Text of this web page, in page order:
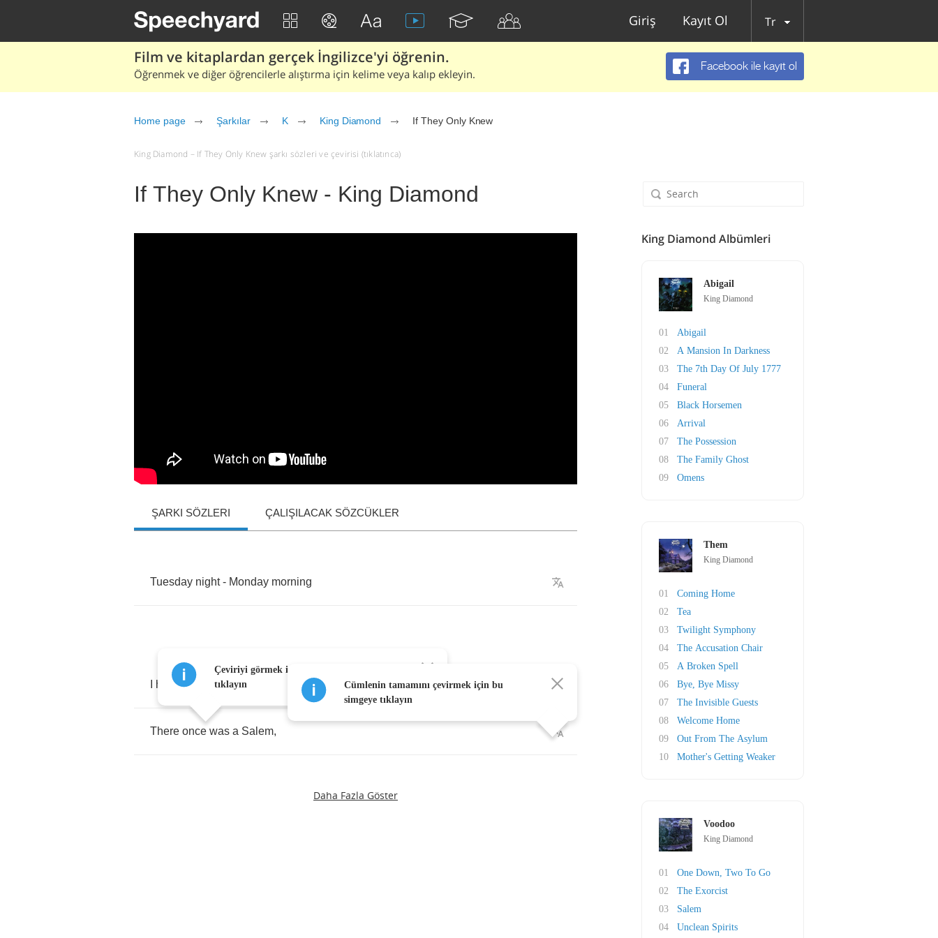
Giriş Kayıt Ol Tr
Film ve kitaplardan gerçek İngilizce'yi öğrenin.
Öğrenmek ve diğer öğrencilerle alıştırma için kelime veya kalıp ekleyin.
Facebook ile kayıt ol
Home page Şarkılar K King Diamond If They Only Knew
King Diamond – If They Only Knew şarkı sözleri ve çevirisi (tıklatınca)
If They Only Knew - King Diamond
ŞARKI SÖZLERI ÇALIŞILACAK SÖZCÜKLER
Tuesday night- Monday morning
heard a policeman Grandpa
There once was a Salem,
Daha Fazla Göster
Çeviriyi görmek için herhangi bir kelimeye
tıklayın
Cümlenin tamamını çevirmek için bu
simgeye tıklayın
King Diamond Albümleri
Abigail
King Diamond
01
Abigail
02
A Mansion In Darkness
03
The 7th Day Of July 1777
04
Funeral
05
Black Horsemen
06
Arrival
07
The Possession
08
The Family Ghost
09
Omens
Them
King Diamond
01
Coming Home
02
Tea
03
Twilight Symphony
04
The Accusation Chair
05
A Broken Spell
06
Bye, Bye Missy
07
The Invisible Guests
08
Welcome Home
09
Out From The Asylum
10
Mother's Getting Weaker
Voodoo
King Diamond
01
One Down, Two To Go
02
The Exorcist
03
Salem
04
Unclean Spirits